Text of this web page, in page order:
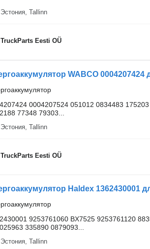
Эстония, Tallinn
TruckParts Eesti OÜ
WABCO 0004207424
0004207524 051012 0834483
77348 79303...
Эстония, Tallinn
TruckParts Eesti OÜ
Haldex 1362430001
9253761060 BX7525 9253761120
335890 0879093...
Эстония, Tallinn